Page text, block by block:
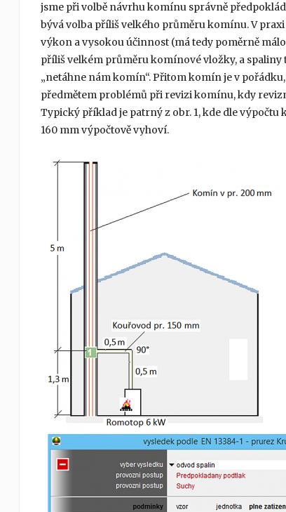
jsme při volbě návrhu komínu správně
bývá volba příliš velkého průměru komínu. V
výkon a vysokou účinnost (má tedy poměrně
příliš velkém průměru komínové vložky, a spaliny
„netáhne nám komín“. Přitom komín je v
předmětem problémů při revizi komínu, kdy
Typický příklad je patrný z obr. 1, kde dle
160 mm výpočtově vyhoví.